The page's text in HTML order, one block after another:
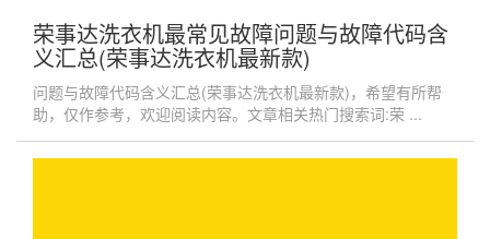
荣事达洗衣机最常见故障问题与故障代码含
义汇总(荣事达洗衣机最新款)
问题与故障代码含义汇总(荣事达洗衣机最新款)，希望有所帮
助，仅作参考，欢迎阅读内容。文章相关热门搜索词:荣 ...